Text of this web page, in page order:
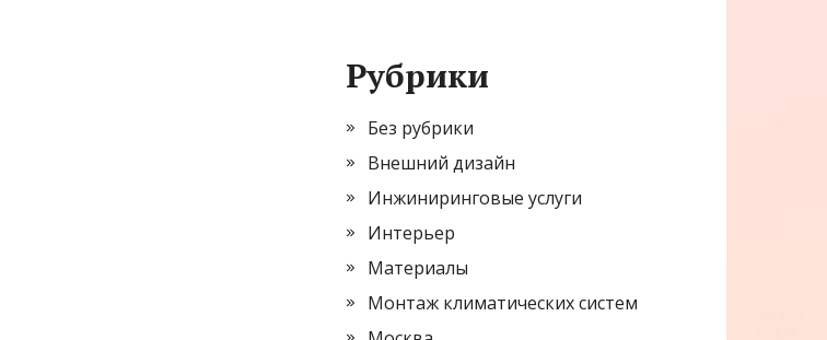
Рубрики
Без рубрики
Внешний дизайн
Инжиниринговые услуги
Интерьер
Материалы
Монтаж климатических систем